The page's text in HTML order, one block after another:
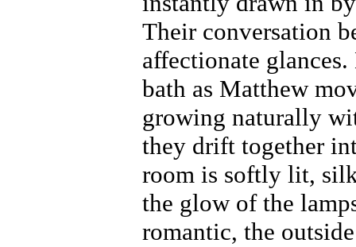
Their conversation
affectionate
bath as Matthew
growing naturally
they drift together
room is softly lit, silk
the glow of the
romantic, the